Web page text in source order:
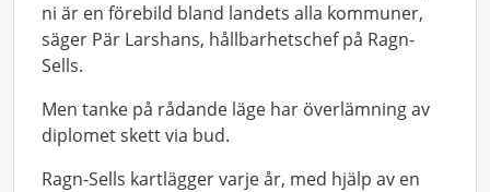
ni är en förebild bland landets alla kommuner,
säger Pär Larshans, hållbarhetschef på Ragn-
Sells.
Men tanke på rådande läge har överlämning av
diplomet skett via bud.
Ragn-Sells kartlägger varje år, med hjälp av en